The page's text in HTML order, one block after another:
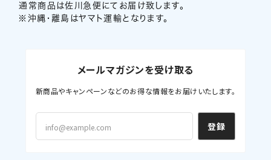
通常商品は佐川急便にてお届け致します。
※沖縄・離島はヤマト運輸となります。
メールマガジンを受け取る
新商品やキャンペーンなどのお得な情報をお届けいたします。
登録